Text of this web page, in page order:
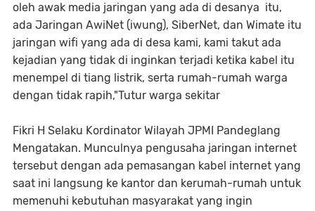
oleh awak media jaringan yang ada di desanya itu,
ada Jaringan AwiNet (iwung), SiberNet, dan Wimate itu
jaringan wifi yang ada di desa kami, kami takut ada
kejadian yang tidak di inginkan terjadi ketika kabel itu
menempel di tiang listrik, serta rumah-rumah warga
dengan tidak rapih,"Tutur warga sekitar
Fikri H Selaku Kordinator Wilayah JPMI Pandeglang
Mengatakan. Munculnya pengusaha jaringan internet
tersebut dengan ada pemasangan kabel internet yang
saat ini langsung ke kantor dan kerumah-rumah untuk
memenuhi kebutuhan masyarakat yang ingin